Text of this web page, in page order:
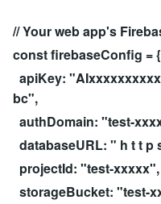
// Your web app's
const firebaseConfig = {
apiKey:
bc",
authDomain: "test-
databaseURL: " h t t
projectId: "test-xxxxx",
storageBucket: "test-